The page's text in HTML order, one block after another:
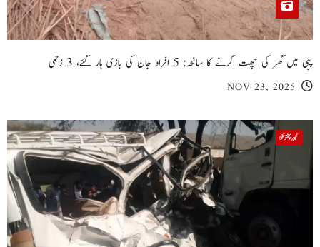
پبی میں گھر کی چھت گرنے کا سانحہ: 5 افراد جان کی بازی ہار گئے، 3 زخمی
NOV 23, 2025
خیبر پختونخوا